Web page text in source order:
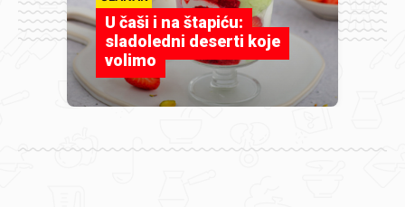
U čaši i na štapiću:
sladoledni deserti koje
volimo